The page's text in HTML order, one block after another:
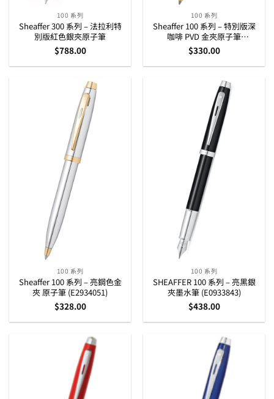
100 系列
Sheaffer 300 系列 – 法拉利特
別版紅色銀夾原子筆
$788.00
100 系列
Sheaffer 100 系列 – 特別版深
咖啡 PVD 金夾原子筆
(E2937051)
$330.00
100 系列
Sheaffer 100 系列 – 亮鋼色金
夾 原子筆 (E2934051)
$328.00
100 系列
SHEAFFER 100 系列 – 亮黑銀
夾墨水筆 (E0933843)
$438.00